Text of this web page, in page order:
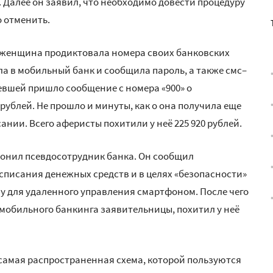
отменить.
продиктовала номера своих банковских
в мобильный банк и сообщила пароль, а также смс–
пришло сообщение с номера «900» о
Не прошло и минуты, как о она получила еще
Всего аферисты похитили у неё 225 920 рублей.
псевдосотрудник банка. Он сообщил
денежных средств и в целях «безопасности»
для удаленного управления смартфоном. После чего
банкинга заявительницы, похитил у неё
распространенная схема, которой пользуются